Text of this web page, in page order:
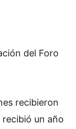
del Foro
recibieron
recibió un año